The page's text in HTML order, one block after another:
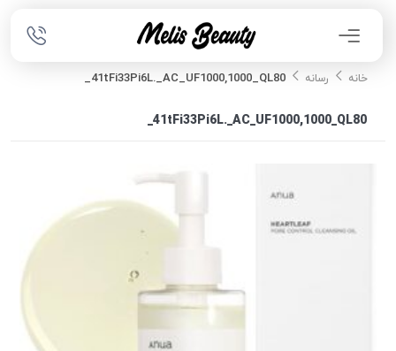
خانه رسانه 41tFi33Pi6L._AC_UF1000,1000_QL80_
41tFi33Pi6L._AC_UF1000,1000_QL80_